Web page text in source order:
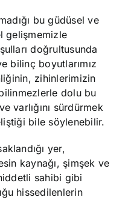
bu güdüsel ve
gelişmemizle
doğrultusunda
bilinç boyutlarımız
zihinlerimizin
dolu bu
varlığını sürdürmek
bile söylenebilir.
yer,
kaynağı, şimşek ve
sahibi gibi
hissedilenlerin